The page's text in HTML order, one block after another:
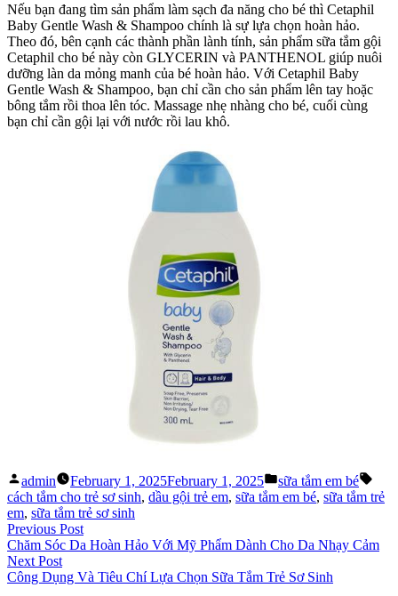
Nếu bạn đang tìm sản phẩm làm sạch đa năng cho bé thì Cetaphil
Baby Gentle Wash & Shampoo chính là sự lựa chọn hoàn hảo.
Theo đó, bên cạnh các thành phần lành tính, sản phẩm sữa tắm gội
Cetaphil cho bé này còn GLYCERIN và PANTHENOL giúp nuôi
dưỡng làn da mỏng manh của bé hoàn hảo. Với Cetaphil Baby
Gentle Wash & Shampoo, bạn chỉ cần cho sản phẩm lên tay hoặc
bông tắm rồi thoa lên tóc. Massage nhẹ nhàng cho bé, cuối cùng
bạn chỉ cần gội lại với nước rồi lau khô.
Posted
by
admin February 1, 2025February 1, 2025
Posted
in
sữa tắm em bé
cách tắm cho trẻ sơ sinh, dầu gội trẻ em, sữa tắm em bé, sữa tắm trẻ
em, sữa tắm trẻ sơ sinh
Post
navigation
Previous PostPrevious
post:
Chăm Sóc Da Hoàn Hảo Với Mỹ Phẩm Dành Cho Da Nhạy Cảm
Next PostNext
post:
Công Dụng Và Tiêu Chí Lựa Chọn Sữa Tắm Trẻ Sơ Sinh